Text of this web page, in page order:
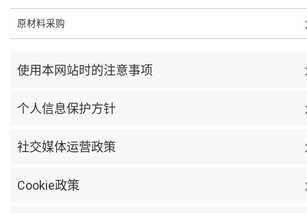
原材料采购
使用本网站时的注意事项
个人信息保护方针
社交媒体运营政策
Cookie政策